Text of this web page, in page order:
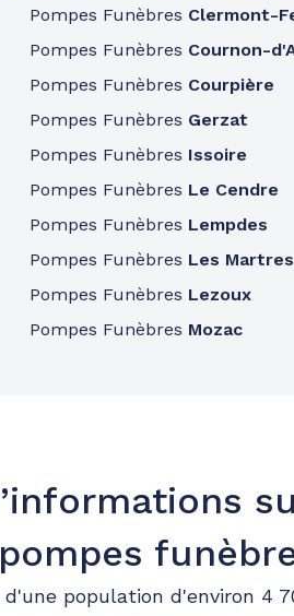
Pompes Funèbres Clermont-
Pompes Funèbres Cournon-
Pompes Funèbres Courpière
Pompes Funèbres Gerzat
Pompes Funèbres Issoire
Pompes Funèbres Le Cendre
Pompes Funèbres Lempdes
Pompes Funèbres Les
Pompes Funèbres Lezoux
Pompes Funèbres Mozac
pompes
population d'environ 4